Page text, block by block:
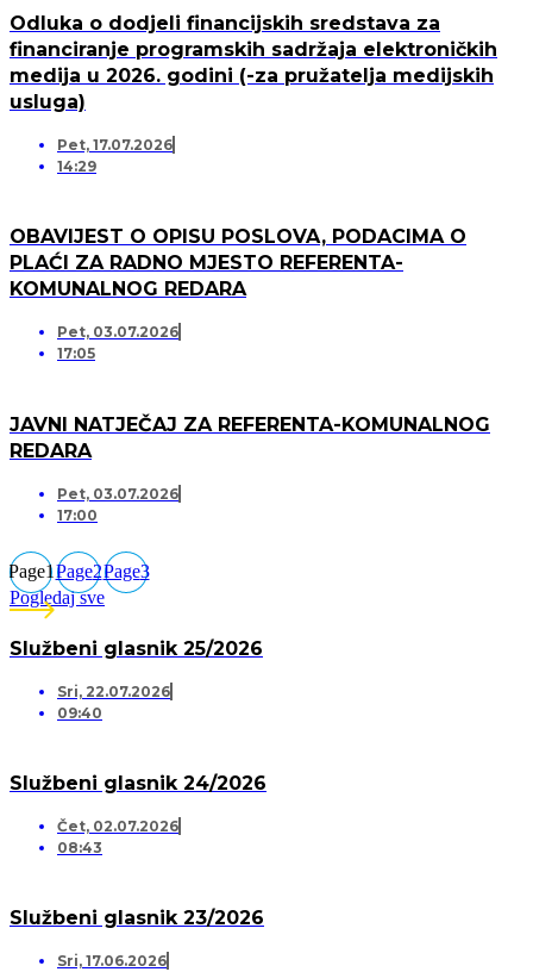
Odluka o dodjeli financijskih sredstava za
financiranje programskih sadržaja elektroničkih
medija u 2026. godini (-za pružatelja medijskih
usluga)
Pet, 17.07.2026
14:29
OBAVIJEST O OPISU POSLOVA, PODACIMA O
PLAĆI ZA RADNO MJESTO REFERENTA-
KOMUNALNOG REDARA
Pet, 03.07.2026
17:05
JAVNI NATJEČAJ ZA REFERENTA-KOMUNALNOG
REDARA
Pet, 03.07.2026
17:00
Page1Page2Page3
Pogledaj sve
Službeni glasnik 25/2026
Sri, 22.07.2026
09:40
Službeni glasnik 24/2026
Čet, 02.07.2026
08:43
Službeni glasnik 23/2026
Sri, 17.06.2026